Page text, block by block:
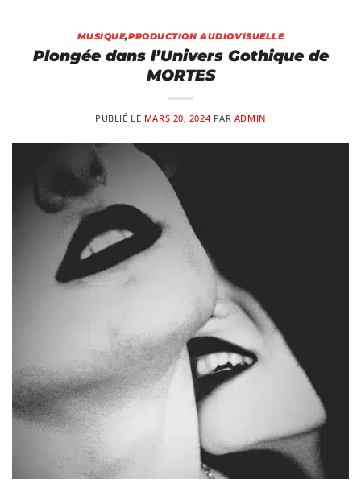
MUSIQUE,PRODUCTION AUDIOVISUELLE
Plongée dans l’Univers Gothique de
MORTES
PUBLIÉ LE MARS 20, 2024 PAR ADMIN